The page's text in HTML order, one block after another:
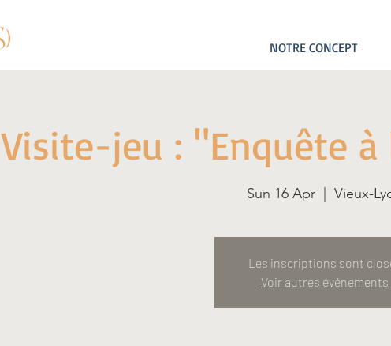
NOTRE CONCEPT
Visite-jeu : "Enquête à
Sun 16 Apr Vieux-
Les inscriptions sont
Voir autres événements